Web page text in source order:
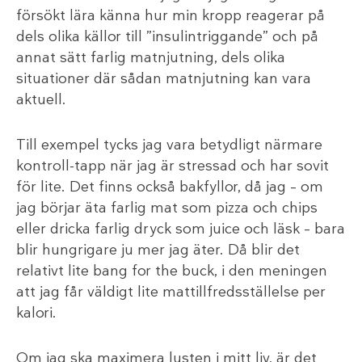
försökt lära känna hur min kropp reagerar på
dels olika källor till ”insulintriggande” och på
annat sätt farlig matnjutning, dels olika
situationer där sådan matnjutning kan vara
aktuell.
Till exempel tycks jag vara betydligt närmare
kontroll-tapp när jag är stressad och har sovit
för lite. Det finns också bakfyllor, då jag – om
jag börjar äta farlig mat som pizza och chips
eller dricka farlig dryck som juice och läsk – bara
blir hungrigare ju mer jag äter. Då blir det
relativt lite bang for the buck, i den meningen
att jag får väldigt lite mattillfredsställelse per
kalori.
Om jag ska maximera lusten i mitt liv, är det